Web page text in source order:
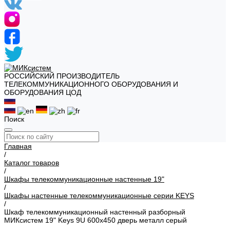
РОССИЙСКИЙ ПРОИЗВОДИТЕЛЬ
ТЕЛЕКОММУНИКАЦИОННОГО ОБОРУДОВАНИЯ И
ОБОРУДОВАНИЯ ЦОД
Поиск
Главная
/
Каталог товаров
/
Шкафы телекоммуникационные настенные 19"
/
Шкафы настенные телекоммуникационные серии KEYS
/
Шкаф телекоммуникационный настенный разборный
МИКсистем 19" Keys 9U 600x450 дверь металл серый